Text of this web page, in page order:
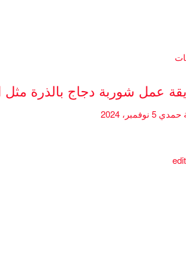
عمل شوربة دجاج بالذرة مثل
حمدي